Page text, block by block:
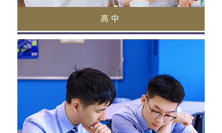
高中
毕业班（16-18岁）
毕业班为学生升入大学和迎接成年生活做好充
足准备。
阅读更多